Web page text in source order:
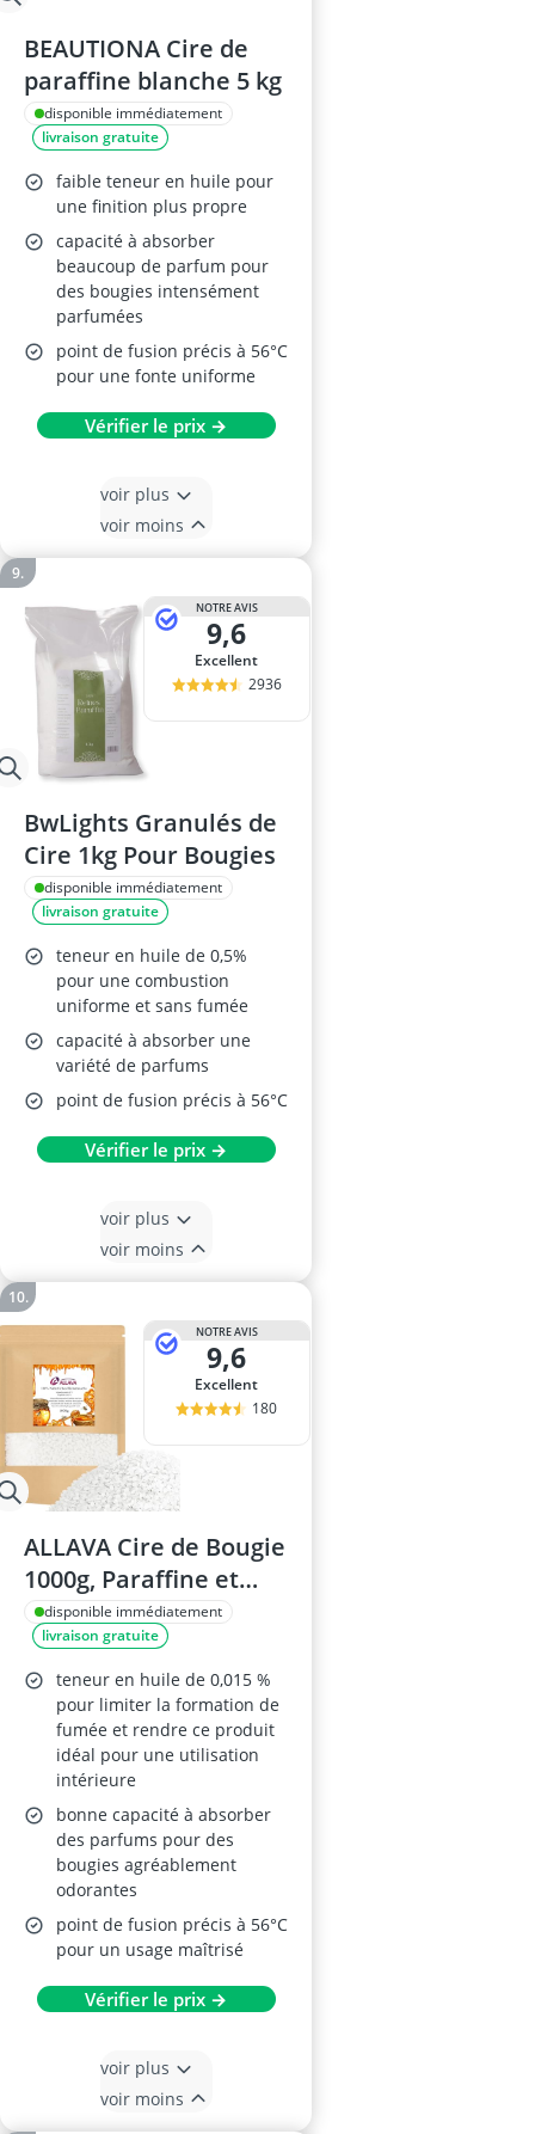
BEAUTIONA Cire de
paraffine blanche 5 kg
disponible immédiatement
livraison gratuite
faible teneur en huile pour
une finition plus propre
capacité à absorber
beaucoup de parfum pour
des bougies intensément
parfumées
point de fusion précis à 56°C
pour une fonte uniforme
Vérifier le prix →
voir plus
voir moins
NOTRE AVIS
9,6
Excellent
2936
BwLights Granulés de
Cire 1kg Pour Bougies
disponible immédiatement
livraison gratuite
teneur en huile de 0,5%
pour une combustion
uniforme et sans fumée
capacité à absorber une
variété de parfums
point de fusion précis à 56°C
Vérifier le prix →
voir plus
voir moins
NOTRE AVIS
9,6
Excellent
180
ALLAVA Cire de Bougie
1000g, Paraffine et
Cire d'Abeille
disponible immédiatement
livraison gratuite
teneur en huile de 0,015 %
pour limiter la formation de
fumée et rendre ce produit
idéal pour une utilisation
intérieure
bonne capacité à absorber
des parfums pour des
bougies agréablement
odorantes
point de fusion précis à 56°C
pour un usage maîtrisé
Vérifier le prix →
voir plus
voir moins